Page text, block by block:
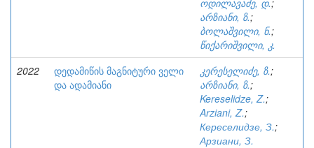
ოდილავაძე, დ.;
არზიანი, ზ.;
ბოლაშვილი, ნ.;
წიქარიშვილი, კ.
2022
დედამიწის მაგნიტური ველი
და ადამიანი
კერესელიძე, ზ.;
არზიანი, ზ.;
Kereselidze, Z.;
Arziani, Z.;
Кереселидзе, З.;
Арзиани, З.